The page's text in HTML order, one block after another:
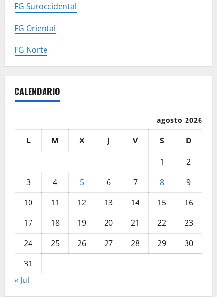
FG Suroccidental
FG Oriental
FG Norte
CALENDARIO
agosto 2026
L M X J V S
D
1
2
3
4 5 6 7 8
9
10
11 12 13 14 15
16
17
18 19 20 21 22
23
24
25 26 27 28 29
30
31
« Jul